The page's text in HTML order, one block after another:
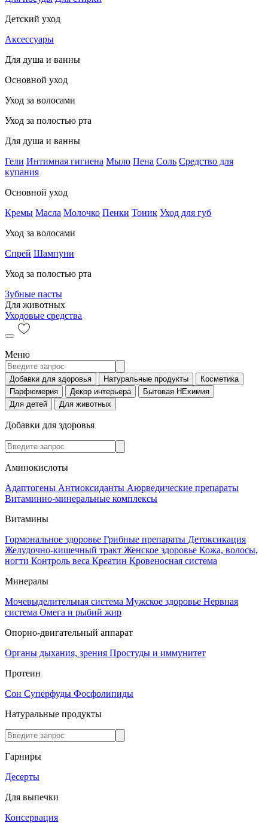
Детский уход
Аксессуары
Для душа и ванны
Основной уход
Уход за волосами
Уход за полостью рта
Для душа и ванны
Гели Интимная гигиена Мыло Пена Соль Средство для
купания
Основной уход
Кремы Масла Молочко Пенки Тоник Уход для губ
Уход за волосами
Спрей Шампуни
Уход за полостью рта
Зубные пасты
Для животных
Уходовые средства
Меню
Добавки для здоровья Натуральные продукты
Косметика
Парфюмерия
Декор интерьера
Бытовая НЕхимия
Для детей
Для животных
Добавки для здоровья
Аминокислоты
Адаптогены Антиоксиданты Аюрведические препараты
Витаминно-минеральные комплексы
Витамины
Гормональное здоровье Грибные препараты Детоксикация
Желудочно-кишечный тракт Женское здоровье Кожа, волосы,
ногти Контроль веса Креатин Кровеносная система
Минералы
Мочевыделительная система Мужское здоровье Нервная
система Омега и рыбий жир
Опорно-двигательный аппарат
Органы дыхания, зрения Простуды и иммунитет
Протеин
Сон Суперфуды Фосфолипиды
Натуральные продукты
Гарниры
Десерты
Для выпечки
Консервация